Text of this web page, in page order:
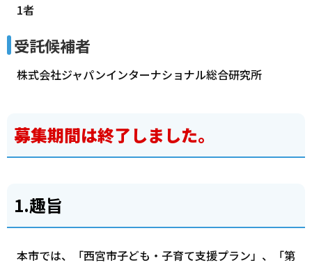
1者
受託候補者
株式会社ジャパンインターナショナル総合研究所
募集期間は終了しました。
1.趣旨
本市では、「西宮市子ども・子育て支援プラン」、「第